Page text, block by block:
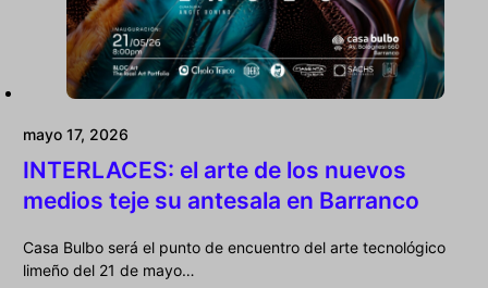
mayo 17, 2026
INTERLACES: el arte de los nuevos
medios teje su antesala en Barranco
Casa Bulbo será el punto de encuentro del arte tecnológico
limeño del 21 de mayo…